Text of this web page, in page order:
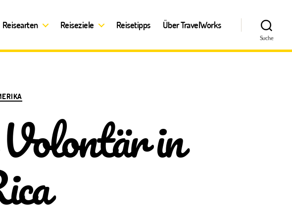
Reisearten Reiseziele Reisetipps Über TravelWorks
Suche
in